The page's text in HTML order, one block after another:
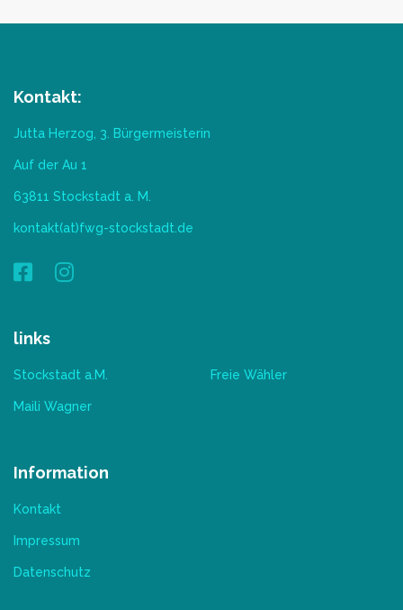
Kontakt:
Jutta Herzog, 3. Bürgermeisterin
Auf der Au 1
63811 Stockstadt a. M.
kontakt(at)fwg-stockstadt.de
links
Stockstadt a.M. Freie Wähler
Maili Wagner
Information
Kontakt
Impressum
Datenschutz